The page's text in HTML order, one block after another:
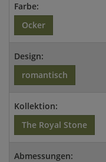
Farbe:
Ocker
Design:
romantisch
Kollektion:
The Royal Stone
Abmessungen: